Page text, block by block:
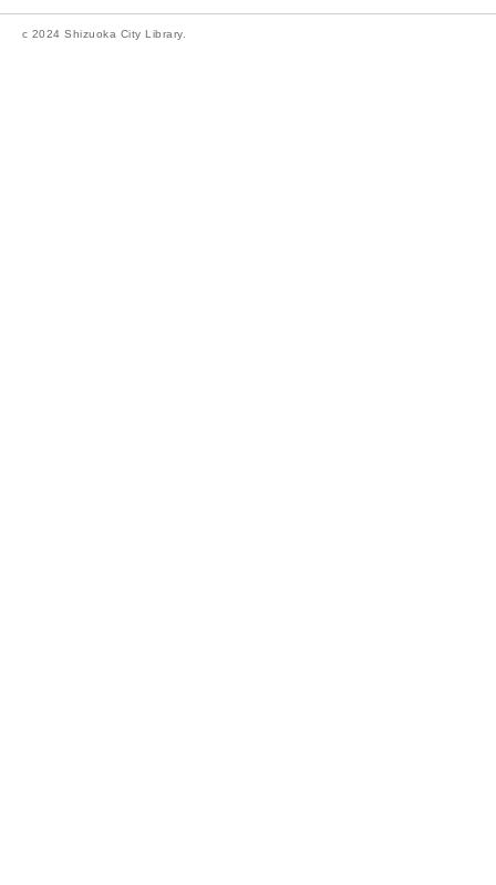
c 2024 Shizuoka City Library.